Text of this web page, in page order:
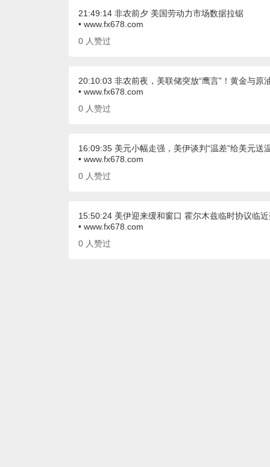
21:49:14 非农前夕 美国劳动力市场数据拉锯
• www.fx678.com
0 人赞过
20:10:03 非农前夜，美联储突放“鹰言”！黄金与原
• www.fx678.com
0 人赞过
16:09:35 美元小幅走强，美伊谈判“温差”给美元送
• www.fx678.com
0 人赞过
15:50:24 美伊迎来缓和窗口 霍尔木兹临时协议临
• www.fx678.com
0 人赞过